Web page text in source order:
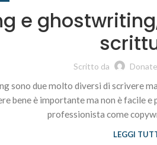
e
Scritto da
sono due molto diversi di scrivere
bene è importante ma non è facile
professionista come
LEGGI